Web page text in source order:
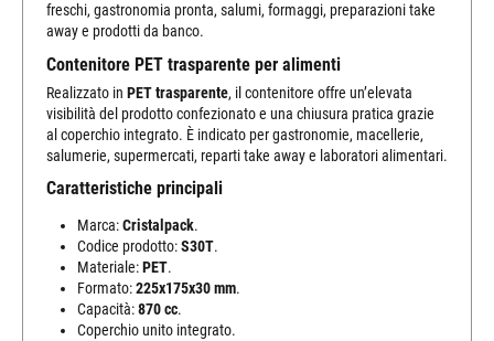
freschi, gastronomia pronta, salumi, formaggi, preparazioni take
away e prodotti da banco.
Contenitore PET trasparente per alimenti
Realizzato in PET trasparente, il contenitore offre un’elevata
visibilità del prodotto confezionato e una chiusura pratica grazie
al coperchio integrato. È indicato per gastronomie, macellerie,
salumerie, supermercati, reparti take away e laboratori alimentari.
Caratteristiche principali
Marca:Cristalpack.
Codice prodotto:S30T.
Materiale:PET.
Formato:225x175x30 mm.
Capacità:870 cc.
Coperchio unito integrato.